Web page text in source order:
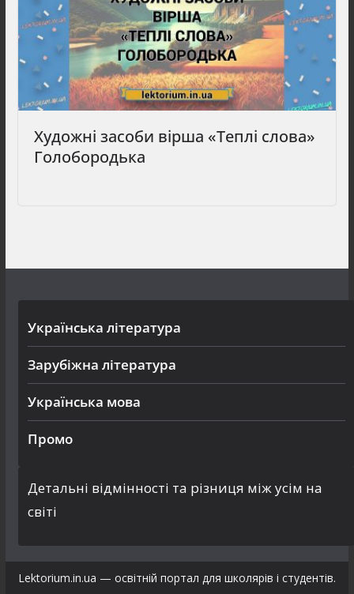
Художні засоби вірша «Теплі слова»
Голобородька
Українська література
Зарубіжна література
Українська мова
Промо
Детальні відмінності та різниця між усім на
світі
Lektorium.in.ua — освітній портал для школярів і студентів.